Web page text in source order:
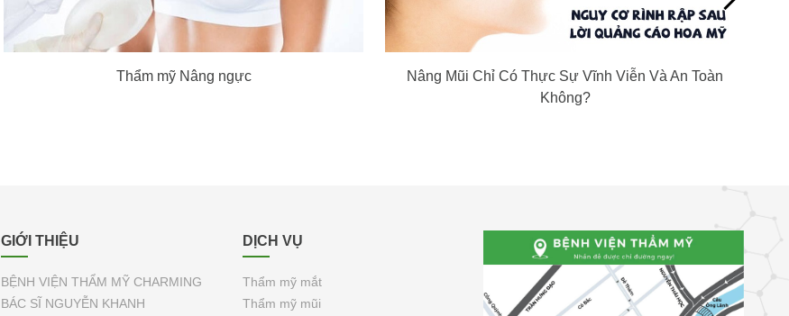
Thẩm mỹ Nâng ngực
Nâng Mũi Chỉ Có Thực Sự Vĩnh Viễn Và An Toàn
Không?
GIỚI THIỆU
BỆNH VIỆN THẨM MỸ CHARMING
BÁC SĨ NGUYỄN KHANH
DỊCH VỤ
Thẩm mỹ mắt
Thẩm mỹ mũi